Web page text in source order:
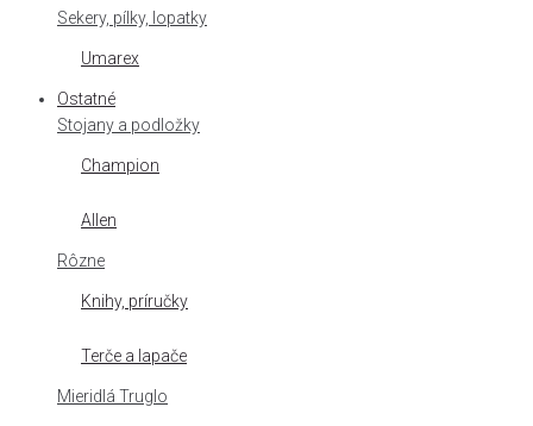
Sekery, pílky, lopatky
Umarex
Ostatné
Stojany a podložky
Champion
Allen
Rôzne
Knihy, príručky
Terče a lapače
Mieridlá Truglo